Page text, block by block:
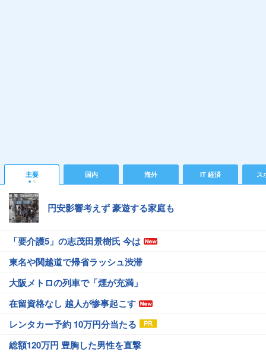
主要 国内 海外 IT 経済 ス
円安影響考えず 豪遊する家庭も
「要介護5」の志茂田景樹氏 今は
東名や関越道で帰省ラッシュ渋滞
大阪メトロの列車で「煙が充満」
在留資格なし 越人が惨事起こす
レンタカー予約 10万円分当たる
総額120万円 豊胸した男性を直撃